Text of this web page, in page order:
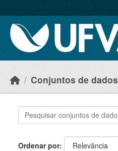
Conjuntos de dados
Ordenar por